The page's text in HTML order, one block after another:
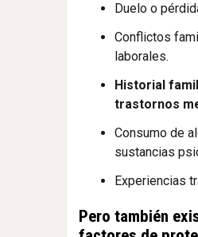
Duelo o
Conflictos
laborales.
Historial
trastornos
Consumo de
sustancias
Experiencias
Pero también